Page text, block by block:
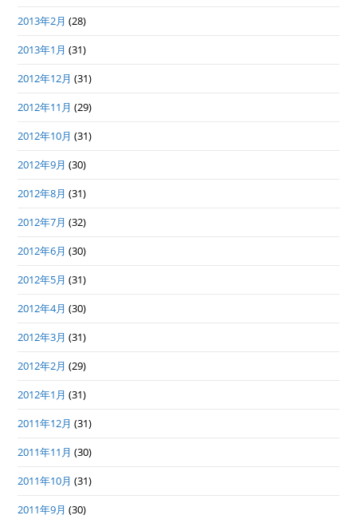
2013年2月 (28)
2013年1月 (31)
2012年12月 (31)
2012年11月 (29)
2012年10月 (31)
2012年9月 (30)
2012年8月 (31)
2012年7月 (32)
2012年6月 (30)
2012年5月 (31)
2012年4月 (30)
2012年3月 (31)
2012年2月 (29)
2012年1月 (31)
2011年12月 (31)
2011年11月 (30)
2011年10月 (31)
2011年9月 (30)